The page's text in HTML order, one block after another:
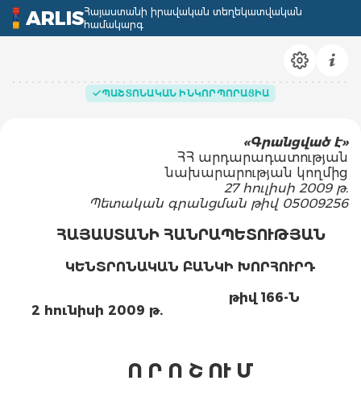
ARLISՀայաստանի իրավական տեղեկատվական
համակարգ
ՊԱՇՏՈՆԱԿԱՆ ԻՆԿՈՐՊՈՐԱՑԻԱ
«Գրանցված է»
ՀՀ արդարադատության
նախարարության կողմից
27 հուլիսի 2009 թ.
Պետական գրանցման թիվ 05009256
ՀԱՅԱՍՏԱՆԻ ՀԱՆՐԱՊԵՏՈՒԹՅԱՆ
ԿԵՆՏՐՈՆԱԿԱՆ ԲԱՆԿԻ ԽՈՐՀՈՒՐԴ
2 հունիսի 2009 թ.
թիվ 166-Ն
Ո Ր Ո Շ ՈՒ Մ